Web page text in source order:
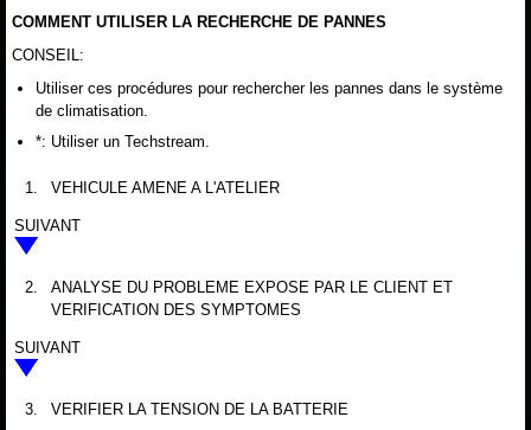
COMMENT UTILISER LA RECHERCHE DE PANNES
CONSEIL:
Utiliser ces procédures pour rechercher les pannes dans le système
de climatisation.
*: Utiliser un Techstream.
1. VEHICULE AMENE A L'ATELIER
SUIVANT
2.
ANALYSE DU PROBLEME EXPOSE PAR LE CLIENT ET
VERIFICATION DES SYMPTOMES
SUIVANT
3. VERIFIER LA TENSION DE LA BATTERIE